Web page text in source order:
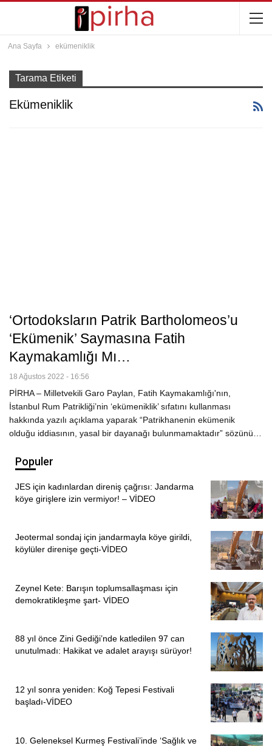
Ana Sayfa ekümeniklik
Tarama Etiketi
Ekümeniklik
‘Ortodoksların Patrik Bartholomeos’u
‘Ekümenik’ Saymasına Fatih
Kaymakamlığı Mı…
18 Ağustos 2022 - 16:56
PİRHA – Milletvekili Garo Paylan, Fatih Kaymakamlığı'nın,
İstanbul Rum Patrikliği’nin ‘ekümeniklik’ sıfatını kullanması
hakkında yazılı açıklama yaparak “Patrikhanenin ekümenik
olduğu iddiasının, yasal bir dayanağı bulunmamaktadır” sözünü…
Populer
JES için kadınlardan direniş çağrısı: Jandarma
köye girişlere izin vermiyor! – VİDEO
Jeotermal sondaj için jandarmayla köye girildi,
köylüler direnişe geçti-VİDEO
Zeynel Kete: Barışın toplumsallaşması için
demokratikleşme şart- VİDEO
88 yıl önce Zini Gediği’nde katledilen 97 can
unutulmadı: Hakikat ve adalet arayışı sürüyor!
12 yıl sonra yeniden: Koğ Tepesi Festivali
başladı-VİDEO
10. Geleneksel Kurmeş Festivali’inde ‘Sağlık ve